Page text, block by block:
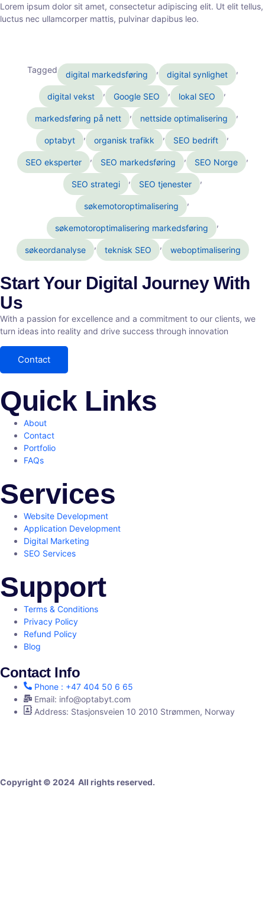
Lorem ipsum dolor sit amet, consectetur adipiscing elit. Ut elit tellus,
luctus nec ullamcorper mattis, pulvinar dapibus leo.
Tagged digital markedsføring , digital synlighet ,
digital vekst , Google SEO , lokal SEO ,
markedsføring på nett , nettside optimalisering ,
optabyt , organisk trafikk , SEO bedrift ,
SEO eksperter , SEO markedsføring , SEO Norge ,
SEO strategi , SEO tjenester ,
søkemotoroptimalisering ,
søkemotoroptimalisering markedsføring ,
søkeordanalyse , teknisk SEO , weboptimalisering
Start Your Digital Journey With
Us
With a passion for excellence and a commitment to our clients, we
turn ideas into reality and drive success through innovation
Contact
Quick Links
About
Contact
Portfolio
FAQs
Services
Website Development
Application Development
Digital Marketing
SEO Services
Support
Terms & Conditions
Privacy Policy
Refund Policy
Blog
Contact Info
Phone : +47 404 50 6 65
Email: info@optabyt.com
Address: Stasjonsveien 10 2010 Strømmen, Norway
Copyright © 2024 All rights reserved.